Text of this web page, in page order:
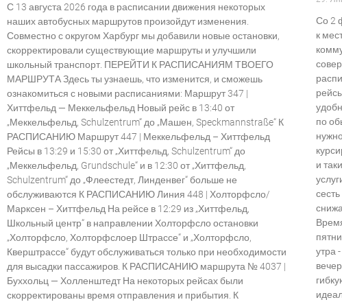
С 13 августа 2026 года в расписании движения некоторых
наших автобусных маршрутов произойдут изменения.
Совместно с округом Харбург мы добавили новые остановки,
скорректировали существующие маршруты и улучшили
школьный транспорт. ПЕРЕЙТИ К РАСПИСАНИЯМ ТВОЕГО
МАРШРУТА Здесь ты узнаешь, что изменится, и сможешь
ознакомиться с новыми расписаниями: Маршрут 347 |
Хиттфельд — Меккельфельд Новый рейс в 13:40 от
„Меккельфельд, Schulzentrum“ до „Машен, Speckmannstraße“ К
РАСПИСАНИЮ Маршрут 447 | Меккельфельд – Хиттфельд
Рейсы в 13:29 и 15:30 от „Хиттфельд, Schulzentrum“ до
„Меккельфельд, Grundschule“ и в 12:30 от „Хиттфельд,
Schulzentrum“ до „Флеестедт, Линденвег“ больше не
обслуживаются К РАСПИСАНИЮ Линия 448 | Холторфсло/
Марксен – Хиттфельд На рейсе в 12:29 из „Хиттфельд,
Школьный центр“ в направлении Холторфсло остановки
„Холторфсло, Холторфслоер Штрассе“ и „Холторфсло,
Кверштрассе“ будут обслуживаться только при необходимости
для высадки пассажиров. К РАСПИСАНИЮ маршрута № 4037 |
Буххольц — Холленштедт На некоторых рейсах были
скорректированы время отправления и прибытия. К
Со 2
к
по
и
утра